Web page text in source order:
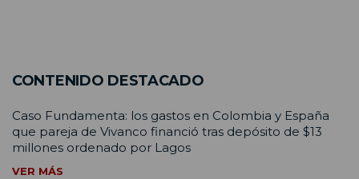
CONTENIDO DESTACADO
Caso Fundamenta: los gastos en Colombia y España
que pareja de Vivanco financió tras depósito de $13
millones ordenado por Lagos
VER MÁS